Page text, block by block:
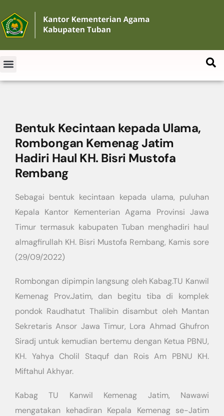
Bentuk Kecintaan kepada Ulama,
Rombongan Kemenag Jatim
Hadiri Haul KH. Bisri Mustofa
Rembang
Sebagai bentuk kecintaan kepada ulama, puluhan
Kepala Kantor Kementerian Agama Provinsi Jawa
Timur termasuk kabupaten Tuban menghadiri haul
almagfirullah KH. Bisri Mustofa Rembang, Kamis sore
(29/09/2022)
Rombongan dipimpin langsung oleh Kabag.TU Kanwil
Kemenag Prov.Jatim, dan begitu tiba di komplek
pondok Raudhatut Thalibin disambut oleh Mantan
Sekretaris Ansor Jawa Timur, Lora Ahmad Ghufron
Siradj untuk kemudian bertemu dengan Ketua PBNU,
KH. Yahya Cholil Staquf dan Rois Am PBNU KH.
Miftahul Akhyar.
Kabag TU Kanwil Kemenag Jatim, Nawawi
mengatakan kehadiran Kepala Kemenag se-Jatim